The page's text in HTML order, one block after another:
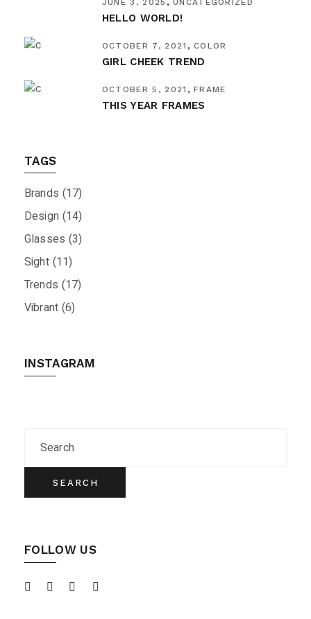
JUNE 3, 2025 UNCATEGORIZED
HELLO WORLD!
OCTOBER 7, 2021 COLOR
GIRL CHEEK TREND
OCTOBER 5, 2021 FRAME
THIS YEAR FRAMES
TAGS
Brands (17)
Design (14)
Glasses (3)
Sight (11)
Trends (17)
Vibrant (6)
INSTAGRAM
SEARCH
FOLLOW US